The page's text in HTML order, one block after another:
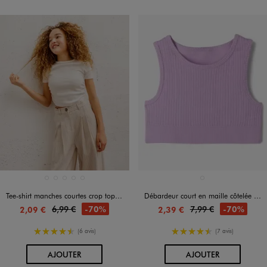
Tee-shirt manches courtes crop top à fronces fille
2,09 € 6,99 € -70%
4.5/5 de moyenne
(6 avis)
AJOUTERAU PANIER
Débardeur court en maille côtelée extensible fille
2,39 € 7,99 € -70%
4.5/5 de moyenne
(7 avis)
AJOUTERAU PANIER